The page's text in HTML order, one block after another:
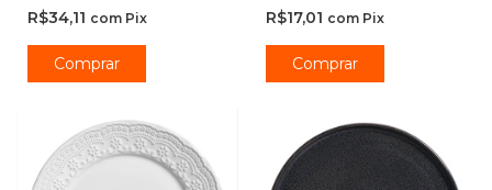
R$34,11 com Pix
Comprar
R$17,01 com Pix
Comprar